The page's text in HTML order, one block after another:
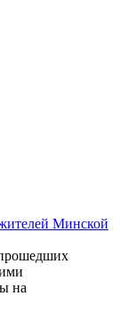
Минской
на